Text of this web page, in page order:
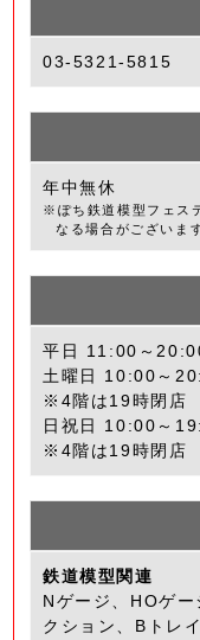
03-5321-5815
年中無休
※ぽち鉄道模型フェス
なる場合がございま
平日 11:00～
土曜日 10:00～
※4階は19時閉店
日祝日 10:00～
※4階は19時閉店
鉄道模型関連
Nゲージ、HOゲ
クション、Bトレ